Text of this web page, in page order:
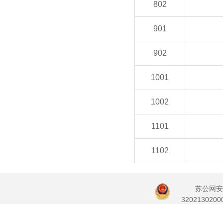
802
901
902
1001
1002
1101
1102
苏公网